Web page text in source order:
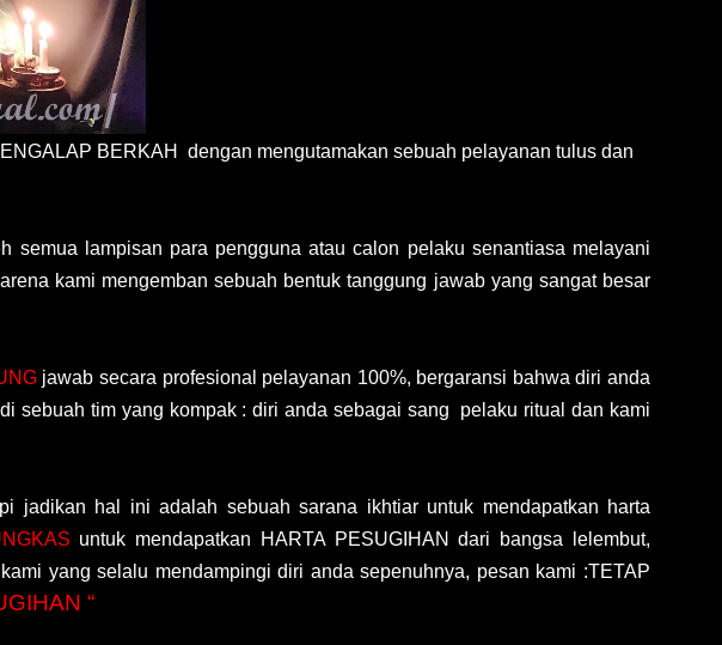
BERKAH dengan mengutamakan sebuah pelayanan tulus dan
semua lampisan para pengguna atau calon pelaku senantiasa melayani
kami mengemban sebuah bentuk tanggung jawab yang sangat besar
jawab secara profesional pelayanan 100%, bergaransi bahwa diri anda
sebuah tim yang kompak : diri anda sebagai sang pelaku ritual dan kami
hal ini adalah sebuah sarana ikhtiar untuk mendapatkan harta
untuk mendapatkan HARTA PESUGIHAN dari bangsa lelembut,
yang selalu mendampingi diri anda sepenuhnya, pesan kami :TETAP
“